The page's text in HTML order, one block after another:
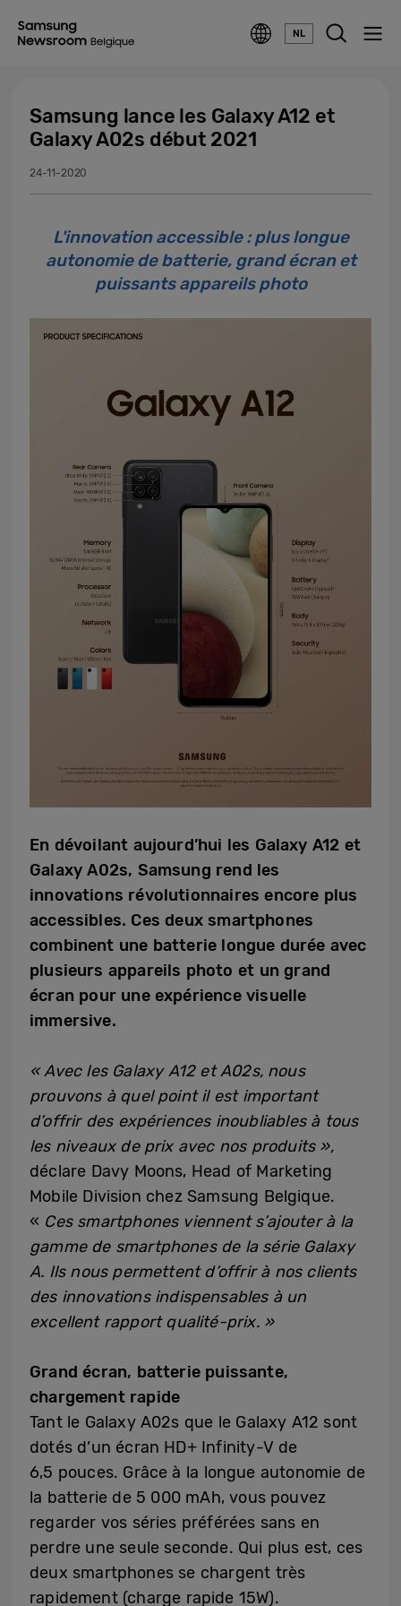
NL
Samsung lance les Galaxy A12 et
Galaxy A02s début 2021
24-11-2020
L'innovation accessible : plus longue
autonomie de batterie, grand écran et
puissants appareils photo
En dévoilant aujourd’hui les Galaxy A12 et
Galaxy A02s, Samsung rend les
innovations révolutionnaires encore plus
accessibles. Ces deux smartphones
combinent une batterie longue durée avec
plusieurs appareils photo et un grand
écran pour une expérience visuelle
immersive.
« Avec les Galaxy A12 et A02s, nous
prouvons à quel point il est important
d’offrir des expériences inoubliables à tous
les niveaux de prix avec nos produits »,
déclare Davy Moons, Head of Marketing
Mobile Division chez Samsung Belgique.
« Ces smartphones viennent s’ajouter à la
gamme de smartphones de la série Galaxy
A. Ils nous permettent d’offrir à nos clients
des innovations indispensables à un
excellent rapport qualité-prix. »
Grand écran, batterie puissante,
chargement rapide
Tant le Galaxy A02s que le Galaxy A12 sont
dotés d’un écran HD+ Infinity-V de
6,5 pouces. Grâce à la longue autonomie de
la batterie de 5 000 mAh, vous pouvez
regarder vos séries préférées sans en
perdre une seule seconde. Qui plus est, ces
deux smartphones se chargent très
rapidement (charge rapide 15W).